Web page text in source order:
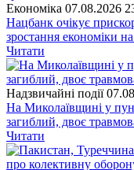
Економіка 07.08.2026
Нацбанк очікує
зростання економіки
Читати
Надзвичайні події
На Миколаївщині у
загиблий, двоє
Читати